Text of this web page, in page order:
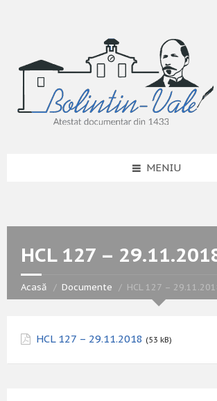
MENIU
HCL 127 –
Acasă Documente HCL 127 –
HCL 127 – 29.11.2018 (53 kB)